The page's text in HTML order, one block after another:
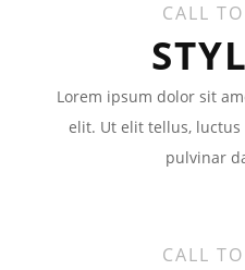
CALL
Lorem ipsum dolor sit
elit. Ut elit tellus,
pulvinar
CALL